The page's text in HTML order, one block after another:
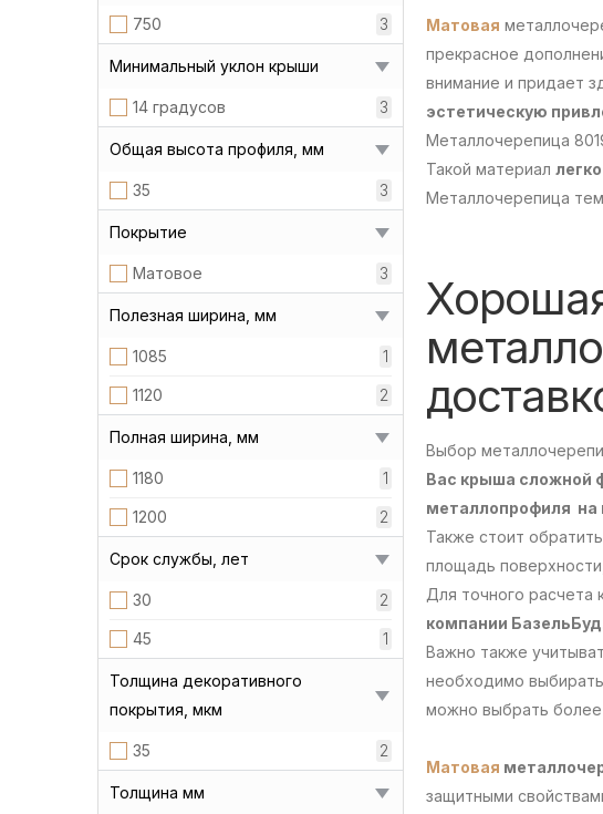
750 3
Минимальный уклон крыши
14 градусов 3
Общая высота профиля, мм
35 3
Покрытие
Матовое 3
Полезная ширина, мм
1085 1
1120 2
Полная ширина, мм
1180 1
1200 2
Срок службы, лет
30 2
45 1
Толщина декоративного
покрытия, мкм
35 2
Толщина мм
Матовая
прекрасное
внимание и придает
эстетическую
Металлочерепица
Такой материал
Металлочерепица
Выбор
Вас крыша сложной
металлопрофиля на
Также стоит
площадь
Для точного расчета
компании
Важно также
необходимо
можно выбрать более
Матовая
защитными